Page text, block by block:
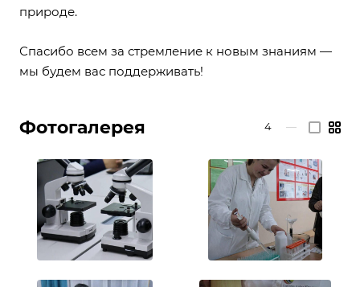
природе.
Спасибо всем за стремление к новым знаниям —
мы будем вас поддерживать!
Фотогалерея 4 —